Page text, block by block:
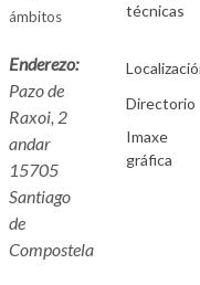
ámbitos
Enderezo:
Pazo de
Raxoi, 2
andar
15705
Santiago
de
Compostela
técnicas
Directorio
Imaxe
gráfica